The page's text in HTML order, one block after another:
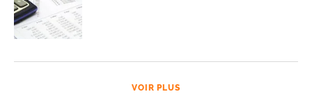
VOIR PLUS